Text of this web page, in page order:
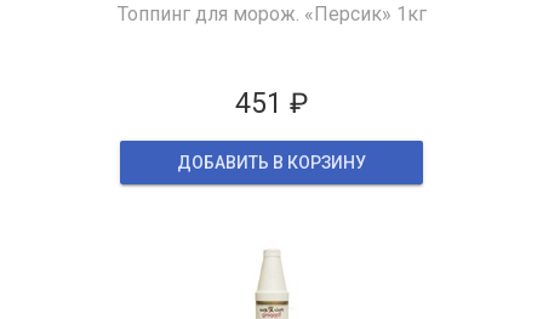
Топпинг для морож. «Персик» 1кг
451 ₽
ДОБАВИТЬ В КОРЗИНУ